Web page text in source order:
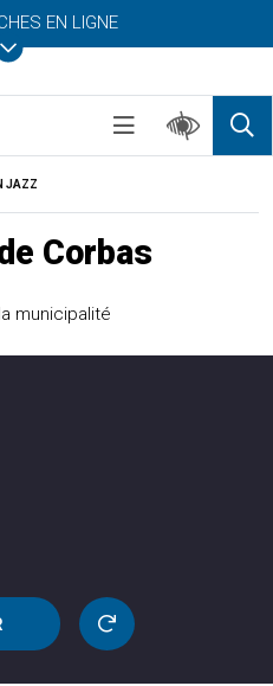
EN LIGNE
JAZZ
Corbas
municipalité